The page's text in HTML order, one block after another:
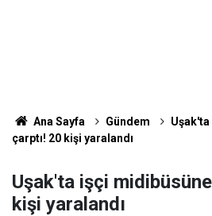
Ana Sayfa Gündem
çarptı! 20 kişi yaralandı
Uşak'ta işçi
kişi yaralandı